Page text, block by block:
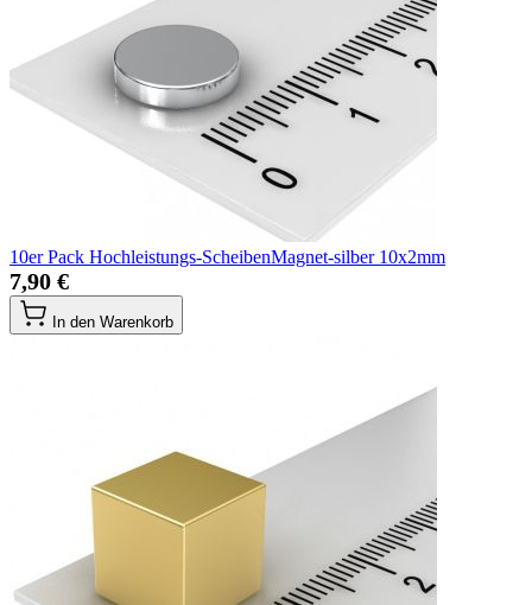
10er Pack Hochleistungs-ScheibenMagnet-silber 10x2mm
7,90 €
In den Warenkorb